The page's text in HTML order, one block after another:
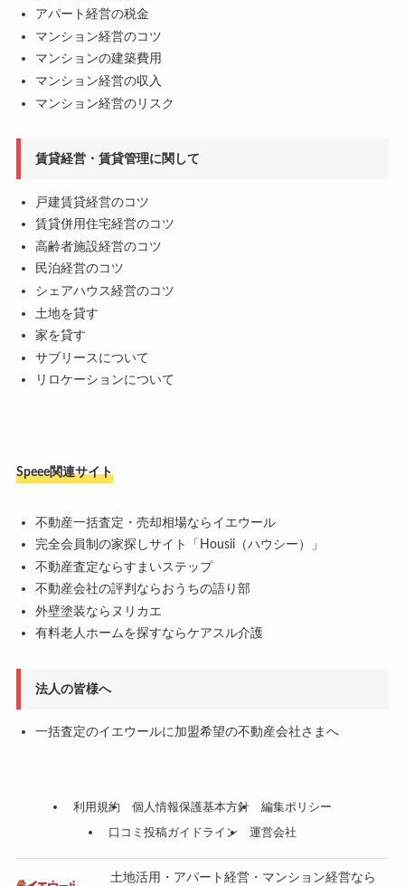
アパート経営の税金
マンション経営のコツ
マンションの建築費用
マンション経営の収入
マンション経営のリスク
賃貸経営・賃貸管理に関して
戸建賃貸経営のコツ
賃貸併用住宅経営のコツ
高齢者施設経営のコツ
民泊経営のコツ
シェアハウス経営のコツ
土地を貸す
家を貸す
サブリースについて
リロケーションについて
Speee関連サイト
不動産一括査定・売却相場ならイエウール
完全会員制の家探しサイト「Housii（ハウシー）」
不動産査定ならすまいステップ
不動産会社の評判ならおうちの語り部
外壁塗装ならヌリカエ
有料老人ホームを探すならケアスル介護
法人の皆様へ
一括査定のイエウールに加盟希望の不動産会社さまへ
利用規約 個人情報保護基本方針
編集ポリシー
口コミ投稿ガイドライン
運営会社
土地活用・アパート経営・マンション経営なら